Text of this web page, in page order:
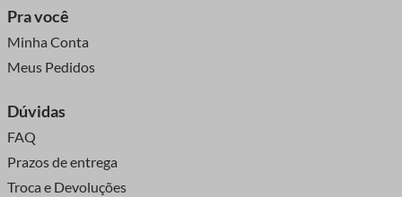
Pra você
Minha Conta
Meus Pedidos
Dúvidas
FAQ
Prazos de entrega
Troca e Devoluções